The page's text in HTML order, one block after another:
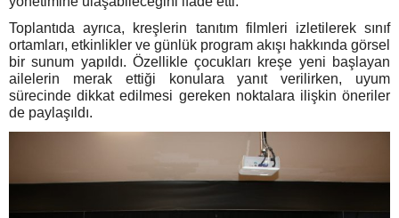
Toplantıda ayrıca, kreşlerin tanıtım filmleri izletilerek sınıf
ortamları, etkinlikler ve günlük program akışı hakkında görsel
bir sunum yapıldı. Özellikle çocukları kreşe yeni başlayan
ailelerin merak ettiği konulara yanıt verilirken, uyum
sürecinde dikkat edilmesi gereken noktalara ilişkin öneriler
de paylaşıldı.